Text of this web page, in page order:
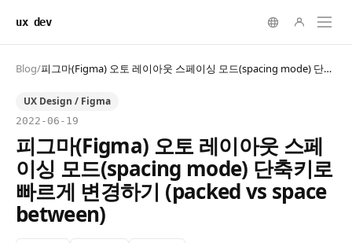
ux dev
Blog/ 피그마(Figma) 오토 레이아웃 스페이싱 모드(spacing mode) 단축키로 빠르게 변경하기 (packed vs space between)
UX Design / Figma
2022-06-19
피그마(Figma) 오토 레이아웃 스페
이싱 모드(spacing mode) 단축키로
빠르게 변경하기 (packed vs space
between)